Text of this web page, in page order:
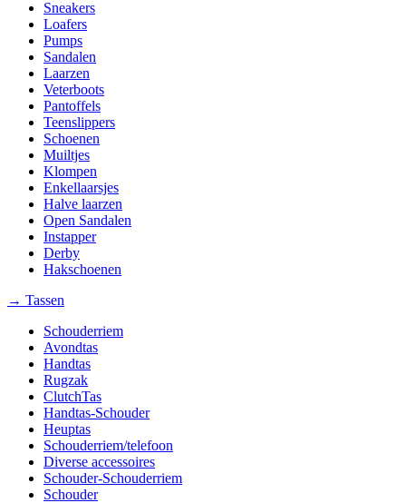
Sneakers
Loafers
Pumps
Sandalen
Laarzen
Veterboots
Pantoffels
Teenslippers
Schoenen
Muiltjes
Klompen
Enkellaarsjes
Halve laarzen
Open Sandalen
Instapper
Derby
Hakschoenen
→ Tassen
Schouderriem
Avondtas
Handtas
Rugzak
ClutchTas
Handtas-Schouder
Heuptas
Schouderriem/telefoon
Diverse accessoires
Schouder-Schouderriem
Schouder